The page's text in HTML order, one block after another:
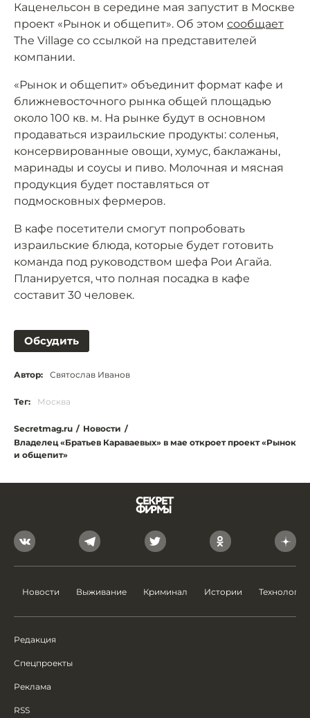
Каценельсон в середине мая запустит в Москве
проект «Рынок и общепит». Об этом сообщает
The Village со ссылкой на представителей
компании.
«Рынок и общепит» объединит формат кафе и
ближневосточного рынка общей площадью
около 100 кв. м. На рынке будут в основном
продаваться израильские продукты: соленья,
консервированные овощи, хумус, баклажаны,
маринады и соусы и пиво. Молочная и мясная
продукция будет поставляться от
подмосковных фермеров.
В кафе посетители смогут попробовать
израильские блюда, которые будет готовить
команда под руководством шефа Рои Агайа.
Планируется, что полная посадка в кафе
составит 30 человек.
Обсудить
Автор: Святослав Иванов
Тег: Москва
Secretmag.ru / Новости /
Владелец «Братьев Караваевых» в мае откроет проект «Рынок
и общепит»
Новости Выживание Криминал Истории Технологии
Редакция
Спецпроекты
Реклама
RSS